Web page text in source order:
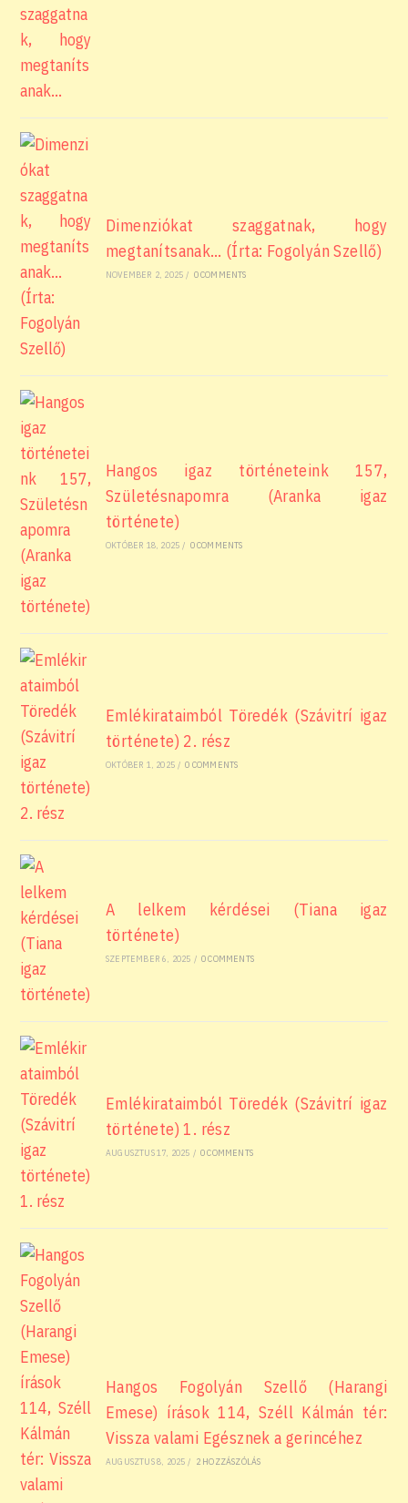
Dimenziókat szaggatnak, hogy
megtanítsanak… (Írta: Fogolyán Szellő)
NOVEMBER 2, 2025 / 0 COMMENTS
Hangos igaz történeteink 157,
Születésnapomra (Aranka igaz
története)
OKTÓBER 18, 2025 / 0 COMMENTS
Emlékirataimból Töredék (Szávitrí igaz
története) 2. rész
OKTÓBER 1, 2025 / 0 COMMENTS
A lelkem kérdései (Tiana igaz
története)
SZEPTEMBER 6, 2025 / 0 COMMENTS
Emlékirataimból Töredék (Szávitrí igaz
története) 1. rész
AUGUSZTUS 17, 2025 / 0 COMMENTS
Hangos Fogolyán Szellő (Harangi
Emese) írások 114, Széll Kálmán tér:
Vissza valami Egésznek a gerincéhez
AUGUSZTUS 8, 2025 / 2 HOZZÁSZÓLÁS